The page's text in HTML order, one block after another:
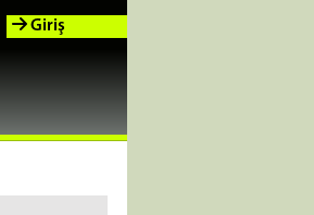
Giriş